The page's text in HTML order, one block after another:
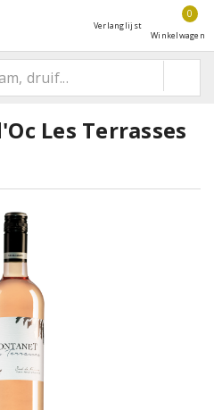
Verlanglijst
0
Winkelwagen
Les Terrasses